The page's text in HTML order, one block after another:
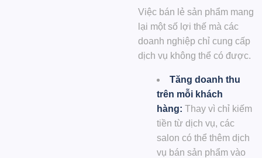
Việc bán lẻ sản phẩm mang
lại một số lợi thế mà các
doanh nghiệp chỉ cung cấp
dịch vụ không thể có được.
Tăng doanh thu
trên mỗi khách
hàng: Thay vì chỉ kiếm
tiền từ dịch vụ, các
salon có thể thêm dịch
vụ bán sản phẩm vào